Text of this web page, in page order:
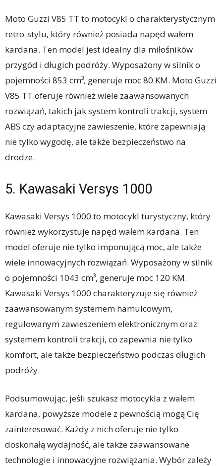
Moto Guzzi V85 TT to motocykl o charakterystycznym
retro-stylu, który również posiada napęd wałem
kardana. Ten model jest idealny dla miłośników
przygód i długich podróży. Wyposażony w silnik o
pojemności 853 cm³, generuje moc 80 KM. Moto Guzzi
V85 TT oferuje również wiele zaawansowanych
rozwiązań, takich jak system kontroli trakcji, system
ABS czy adaptacyjne zawieszenie, które zapewniają
nie tylko wygodę, ale także bezpieczeństwo na
drodze.
5. Kawasaki Versys 1000
Kawasaki Versys 1000 to motocykl turystyczny, który
również wykorzystuje napęd wałem kardana. Ten
model oferuje nie tylko imponującą moc, ale także
wiele innowacyjnych rozwiązań. Wyposażony w silnik
o pojemności 1043 cm³, generuje moc 120 KM.
Kawasaki Versys 1000 charakteryzuje się również
zaawansowanym systemem hamulcowym,
regulowanym zawieszeniem elektronicznym oraz
systemem kontroli trakcji, co zapewnia nie tylko
komfort, ale także bezpieczeństwo podczas długich
podróży.
Podsumowując, jeśli szukasz motocykla z wałem
kardana, powyższe modele z pewnością mogą Cię
zainteresować. Każdy z nich oferuje nie tylko
doskonałą wydajność, ale także zaawansowane
technologie i innowacyjne rozwiązania. Wybór zależy